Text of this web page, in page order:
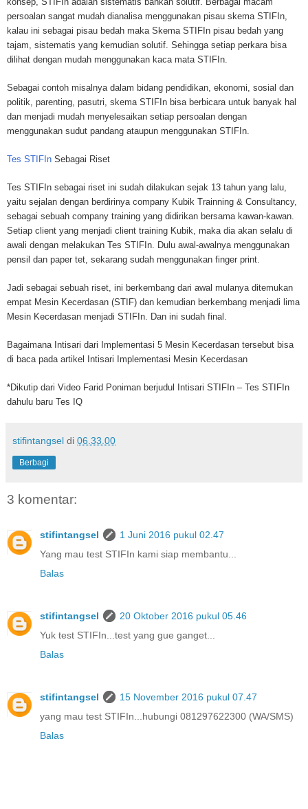
persoalan sangat mudah dianalisa menggunakan pisau skema STIFIn,
kalau ini sebagai pisau bedah maka Skema STIFIn pisau bedah yang
tajam, sistematis yang kemudian solutif. Sehingga setiap perkara bisa
dilihat dengan mudah menggunakan kaca mata STIFIn.
Sebagai contoh misalnya dalam bidang pendidikan, ekonomi, sosial dan
politik, parenting, pasutri, skema STIFIn bisa berbicara untuk banyak hal
dan menjadi mudah menyelesaikan setiap persoalan dengan
menggunakan sudut pandang ataupun menggunakan STIFIn.
Tes STIFIn Sebagai Riset
Tes STIFIn sebagai riset ini sudah dilakukan sejak 13 tahun yang lalu,
yaitu sejalan dengan berdirinya company Kubik Trainning & Consultancy,
sebagai sebuah company training yang didirikan bersama kawan-kawan.
Setiap client yang menjadi client training Kubik, maka dia akan selalu di
awali dengan melakukan Tes STIFIn. Dulu awal-awalnya menggunakan
pensil dan paper tet, sekarang sudah menggunakan finger print.
Jadi sebagai sebuah riset, ini berkembang dari awal mulanya ditemukan
empat Mesin Kecerdasan (STIF) dan kemudian berkembang menjadi lima
Mesin Kecerdasan menjadi STIFIn. Dan ini sudah final.
Bagaimana Intisari dari Implementasi 5 Mesin Kecerdasan tersebut bisa
di baca pada artikel Intisari Implementasi Mesin Kecerdasan
*Dikutip dari Video Farid Poniman berjudul Intisari STIFIn – Tes STIFIn
dahulu baru Tes IQ
stifintangsel di 06.33.00
Berbagi
3 komentar:
stifintangsel
1 Juni 2016 pukul 02.47
Yang mau test STIFIn kami siap membantu...
Balas
stifintangsel
20 Oktober 2016 pukul 05.46
Yuk test STIFIn...test yang gue ganget...
Balas
stifintangsel
15 November 2016 pukul 07.47
yang mau test STIFIn...hubungi 081297622300 (WA/SMS)
Balas